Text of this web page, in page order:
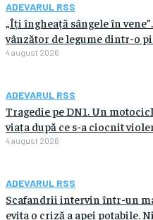
ADEVARUL RSS
„Îți îngheață sângele în
vânzător de legume dintr-o
4 august 2026
ADEVARUL RSS
Tragedie pe DN1. Un
viața după ce s-a ciocnit
4 august 2026
ADEVARUL RSS
Scafandrii intervin într-un
evita o criză a apei potabile.